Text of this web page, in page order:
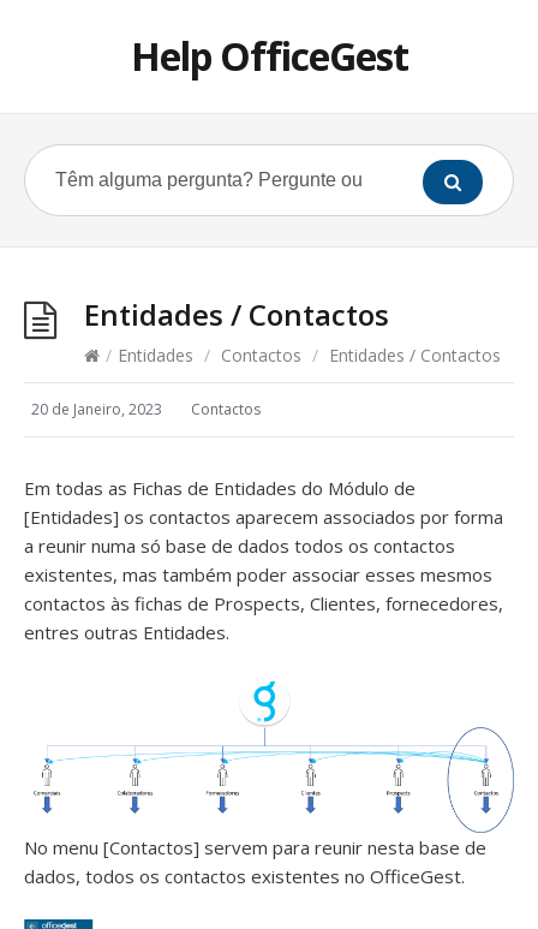
Help OfficeGest
Entidades / Contactos
/ Entidades / Contactos / Entidades / Contactos
20 de Janeiro, 2023 Contactos
Em todas as Fichas de Entidades do Módulo de
[Entidades] os contactos aparecem associados por forma
a reunir numa só base de dados todos os contactos
existentes, mas também poder associar esses mesmos
contactos às fichas de Prospects, Clientes, fornecedores,
entres outras Entidades.
No menu [Contactos] servem para reunir nesta base de
dados, todos os contactos existentes no OfficeGest.